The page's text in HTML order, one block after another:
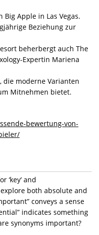
Apple in Las Vegas.
Beziehung zur
beherbergt auch The
Expertin Mariena
die moderne Varianten
Mitnehmen bietet.
bewertung-von-
‘key’ and
both absolute and
conveys a sense
indicates something
synonyms important?